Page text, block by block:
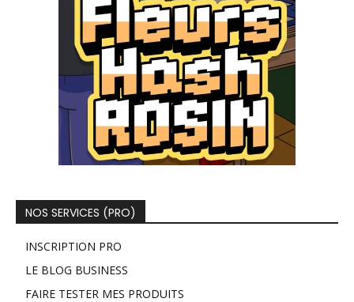
NOS SERVICES (PRO)
INSCRIPTION PRO
LE BLOG BUSINESS
FAIRE TESTER MES PRODUITS